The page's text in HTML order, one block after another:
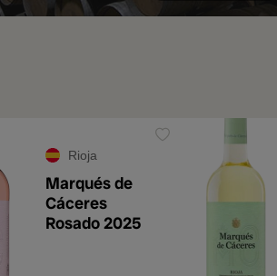
Rioja
Marqués de
Cáceres
Rosado 2025